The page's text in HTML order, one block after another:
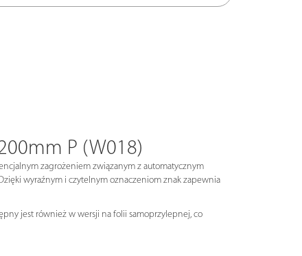
P (W018)
zagrożeniem związanym z automatycznym
wyraźnym i czytelnym oznaczeniom znak zapewnia
jest również w wersji na folii samoprzylepnej, co